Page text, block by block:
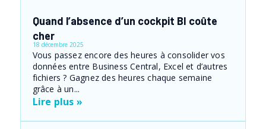
Quand l’absence d’un cockpit BI coûte
cher
18 décembre 2025
Vous passez encore des heures à consolider vos
données entre Business Central, Excel et d’autres
fichiers ? Gagnez des heures chaque semaine
grâce à un...
Lire plus »